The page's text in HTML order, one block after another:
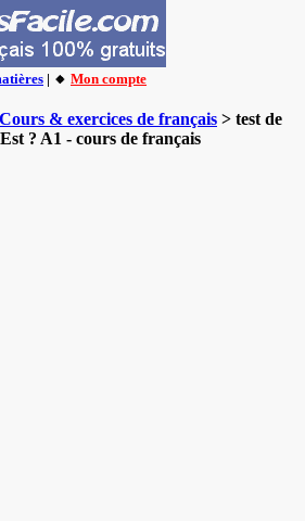
| 🔸 Mon compte
Cours & exercices de français > test de
? A1 - cours de français